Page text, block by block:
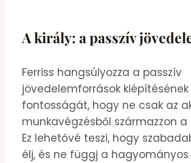
A király: a passzív
Ferriss hangsúlyozza a passzív
jövedelemforrások kiépítésének
fontosságát, hogy ne csak az
munkavégzésből származzon
Ez lehetővé teszi, hogy
élj, és ne függj a hagyományos